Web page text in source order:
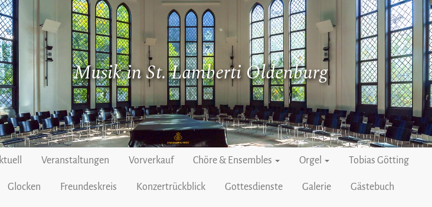
Musik in St. Lamberti Oldenburg
Veranstaltungen Vorverkauf Chöre & Ensembles Orgel Tobias Götting
Glocken Freundeskreis Konzertrückblick Gottesdienste Galerie Gästebuch